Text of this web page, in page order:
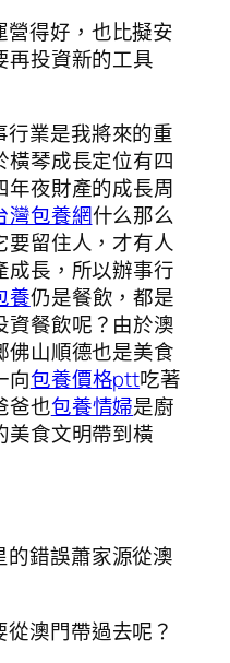
得好，也比擬安
再投資新的工具
業是我將來的重
橫琴成長定位有四
夜財產的成長周
灣包養網什么那么
要留住人，才有人
成長，所以辦事行
養仍是餐飲，都是
資餐飲呢？由於澳
佛山順德也是美食
向包養價格ptt吃著
爸也包養情婦是廚
美食文明帶到橫
錯誤蕭家源從澳
澳門帶過去呢？